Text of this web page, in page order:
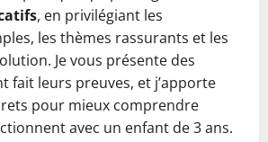
, en privilégiant les
les thèmes rassurants et les
Je vous présente des
fait leurs preuves, et j’apporte
pour mieux comprendre
avec un enfant de 3 ans.